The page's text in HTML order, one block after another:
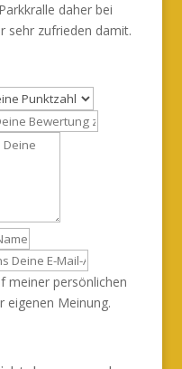
daher bei
sehr zufrieden damit.
meiner persönlichen
eigenen Meinung.